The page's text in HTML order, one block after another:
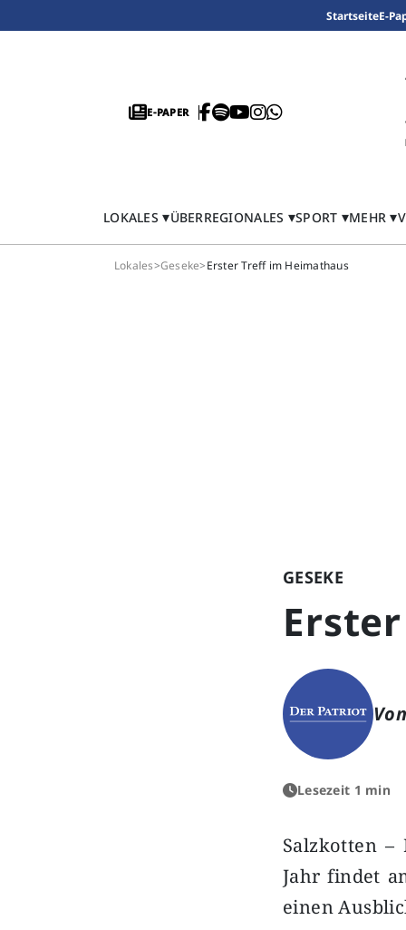
StartseiteE-
E-PAPER
LOKALES ÜBERREGIONALES SPORT MEHR
Lokales>Geseke>Erster Treff im Heimathaus
GESEKE
Lesezeit 1 min
Salzkotten
Jahr findet
einen